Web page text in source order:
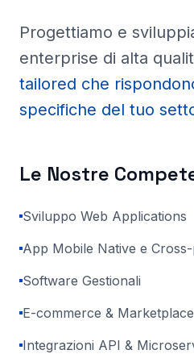
Progettiamo e
enterprise di alta
tailored che
specifiche del tuo
Le Nostre
Sviluppo Web Applications
App Mobile Native e
Software Gestionali
E-commerce & Marketplace
Integrazioni API &